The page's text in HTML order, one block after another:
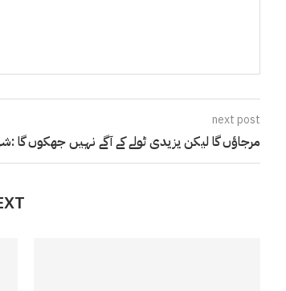
next post
مرجاؤں گا لیکن یزیدی ٹولے کے آگے نہیں جھکوں گا